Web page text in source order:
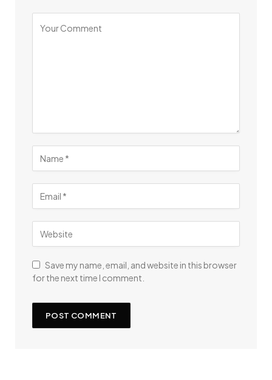
Save my name, email, and website in this browser
for the next time I comment.